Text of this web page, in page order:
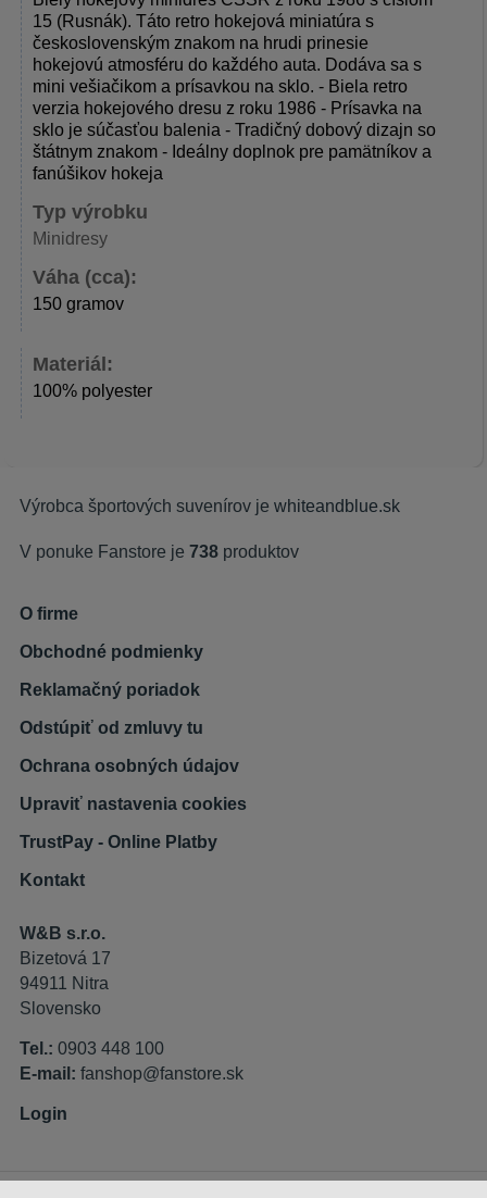
15 (Rusnák). Táto retro hokejová miniatúra s
československým znakom na hrudi prinesie
hokejovú atmosféru do každého auta. Dodáva sa s
mini vešiačikom a prísavkou na sklo. - Biela retro
verzia hokejového dresu z roku 1986 - Prísavka na
sklo je súčasťou balenia - Tradičný dobový dizajn so
štátnym znakom - Ideálny doplnok pre pamätníkov a
fanúšikov hokeja
Typ výrobku
Minidresy
Váha (cca):
150 gramov
Materiál:
100% polyester
Výrobca športových suvenírov je whiteandblue.sk
V ponuke Fanstore je 738 produktov
O firme
Obchodné podmienky
Reklamačný poriadok
Odstúpiť od zmluvy tu
Ochrana osobných údajov
Upraviť nastavenia cookies
TrustPay - Online Platby
Kontakt
W&B s.r.o.
Bizetová 17
94911 Nitra
Slovensko
Tel.: 0903 448 100
E-mail: fanshop@fanstore.sk
Login